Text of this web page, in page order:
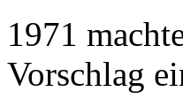
1971
Vorschlag